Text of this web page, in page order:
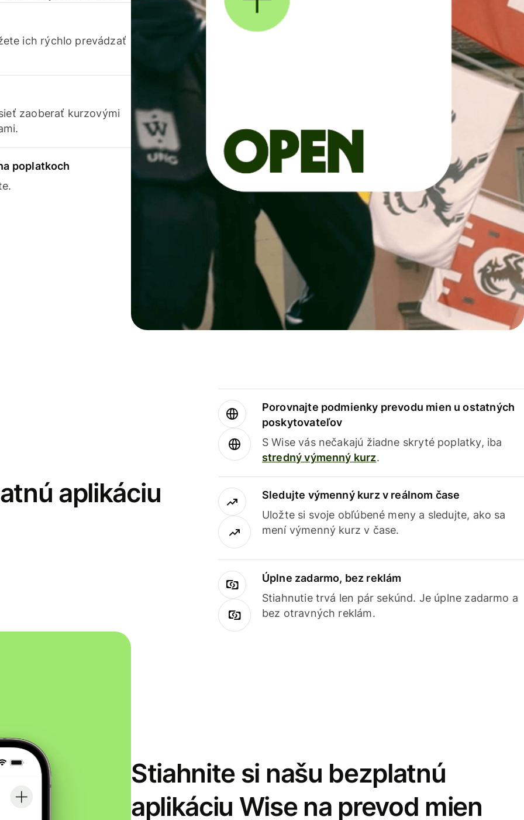
ich rýchlo prevádzať
zaoberať kurzovými
poplatkoch
aplikáciu
Porovnajte podmienky prevodu mien u ostatných
poskytovateľov
S Wise vás nečakajú žiadne skryté poplatky, iba
stredný výmenný kurz.
Sledujte výmenný kurz v reálnom čase
Uložte si svoje obľúbené meny a sledujte, ako sa
mení výmenný kurz v čase.
Úplne zadarmo, bez reklám
Stiahnutie trvá len pár sekúnd. Je úplne zadarmo a
bez otravných reklám.
Stiahnite si našu bezplatnú
aplikáciu Wise na prevod mien